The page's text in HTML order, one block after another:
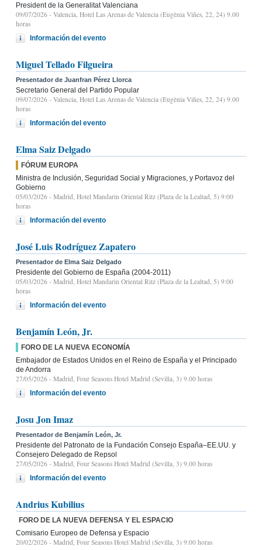
President de la Generalitat Valenciana
09/07/2026 - Valencia, Hotel Las Arenas de Valencia (Eugènia Viñes, 22, 24) 9.00
horas
Información del evento
Miguel Tellado Filgueira
Presentador de Juanfran Pérez Llorca
Secretario General del Partido Popular
09/07/2026 - Valencia, Hotel Las Arenas de Valencia (Eugènia Viñes, 22, 24) 9.00
horas
Información del evento
Elma Saiz Delgado
FÓRUM EUROPA
Ministra de Inclusión, Seguridad Social y Migraciones, y Portavoz del
Gobierno
05/03/2026 - Madrid, Hotel Mandarin Oriental Ritz (Plaza de la Lealtad, 5) 9:00
horas
Información del evento
José Luis Rodríguez Zapatero
Presentador de Elma Saiz Delgado
Presidente del Gobierno de España (2004-2011)
05/03/2026 - Madrid, Hotel Mandarin Oriental Ritz (Plaza de la Lealtad, 5) 9:00
horas
Información del evento
Benjamín León, Jr.
FORO DE LA NUEVA ECONOMÍA
Embajador de Estados Unidos en el Reino de España y el Principado
de Andorra
27/05/2026 - Madrid, Four Seasons Hotel Madrid (Sevilla, 3) 9.00 horas
Información del evento
Josu Jon Imaz
Presentador de Benjamín León, Jr.
Presidente del Patronato de la Fundación Consejo España–EE.UU. y
Consejero Delegado de Repsol
27/05/2026 - Madrid, Four Seasons Hotel Madrid (Sevilla, 3) 9.00 horas
Información del evento
Andrius Kubilius
FORO DE LA NUEVA DEFENSA Y EL ESPACIO
Comisario Europeo de Defensa y Espacio
20/02/2026 - Madrid, Four Seasons Hotel Madrid (Sevilla, 3) 9:00 horas